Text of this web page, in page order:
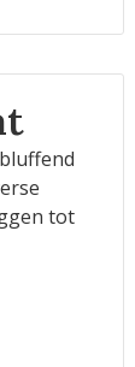
tot